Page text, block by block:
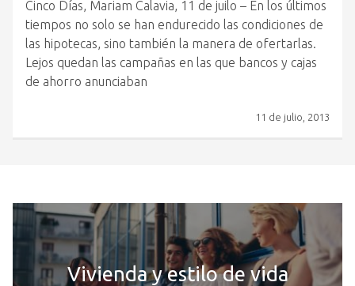
Cinco Días, Mariam Calavia, 11 de juilo – En los últimos
tiempos no solo se han endurecido las condiciones de
las hipotecas, sino también la manera de ofertarlas.
Lejos quedan las campañas en las que bancos y cajas
de ahorro anunciaban
11 de julio, 2013
Vivienda y estilo de vida